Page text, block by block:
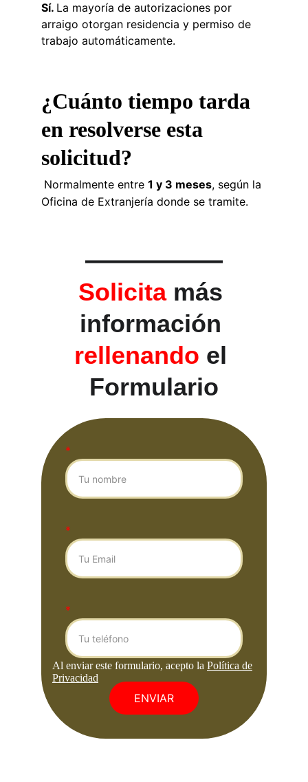
Sí. La mayoría de autorizaciones por
arraigo otorgan residencia y permiso de
trabajo automáticamente.
¿Cuánto tiempo tarda
en resolverse esta
solicitud?
Normalmente entre 1 y 3 meses, según la
Oficina de Extranjería donde se tramite.
Solicita más
información
rellenando el
Formulario
*
*
*
ENVIAR